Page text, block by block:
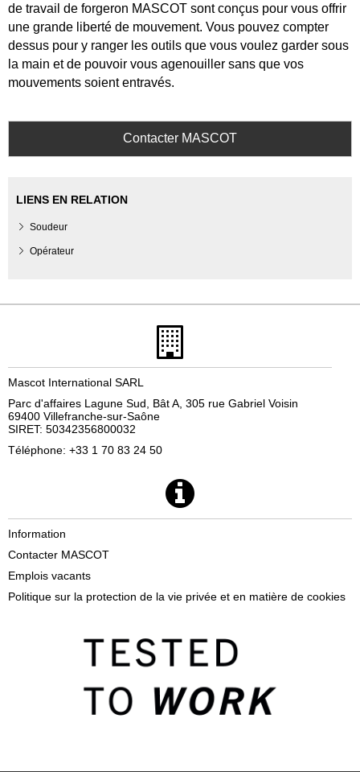
de travail de forgeron MASCOT sont conçus pour vous offrir
une grande liberté de mouvement. Vous pouvez compter
dessus pour y ranger les outils que vous voulez garder sous
la main et de pouvoir vous agenouiller sans que vos
mouvements soient entravés.
Contacter MASCOT
LIENS EN RELATION
Soudeur
Opérateur
Mascot International SARL
Parc d'affaires Lagune Sud, Bât A, 305 rue Gabriel Voisin
69400 Villefranche-sur-Saône
SIRET: 50342356800032
Téléphone: +33 1 70 83 24 50
Information
Contacter MASCOT
Emplois vacants
Politique sur la protection de la vie privée et en matière de cookies